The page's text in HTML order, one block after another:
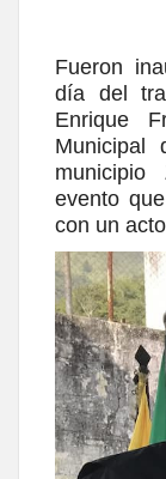
Fueron
día del
Enrique
Municipal
evento
con un